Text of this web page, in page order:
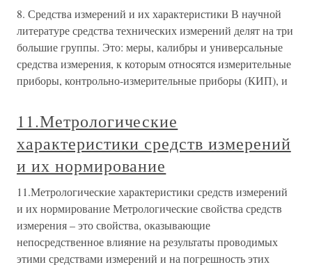
8. Средства измерений и их характеристики В научной
литературе средства технических измерений делят на три
большие группы. Это: меры, калибры и универсальные
средства измерения, к которым относятся измерительные
приборы, контрольно-измерительные приборы (КИП), и
11.Метрологические
характеристики средств измерений
и их нормирование
11.Метрологические характеристики средств измерений
и их нормирование Метрологические свойства средств
измерения – это свойства, оказывающие
непосредственное влияние на результаты проводимых
этими средствами измерений и на погрешность этих